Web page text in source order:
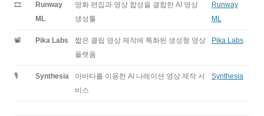
🎞️
Runway
ML
영화 편집과 영상 합성을 결합한 AI 영상
생성툴
Runway
ML
📽️ Pika Labs
짧은 클립 영상 제작에 특화된 생성형 영상
플랫폼
Pika Labs
🎙️ Synthesia
아바타를 이용한 AI 나레이션 영상 제작 서
비스
Synthesia